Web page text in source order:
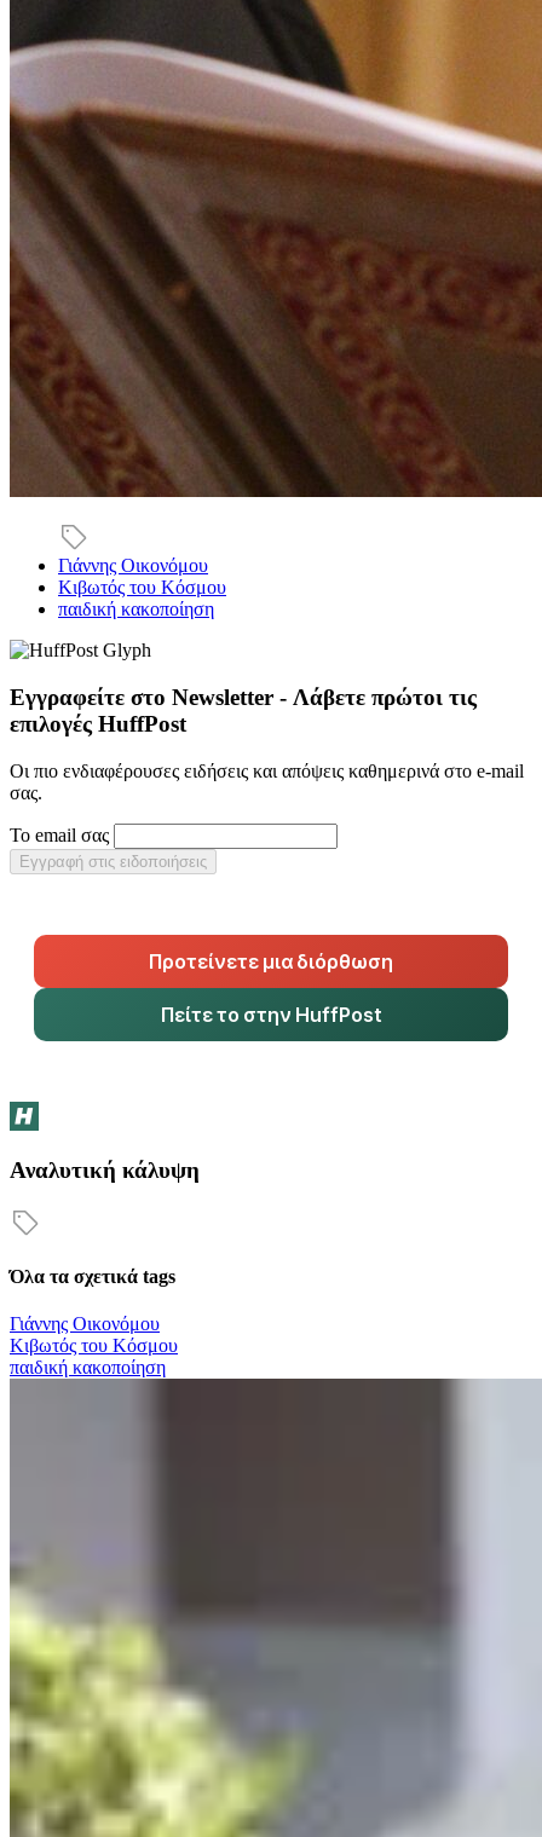
Γιάννης Οικονόμου
Κιβωτός του Κόσμου
παιδική κακοποίηση
Εγγραφείτε στο Newsletter - Λάβετε πρώτοι τις
επιλογές HuffPost
Οι πιο ενδιαφέρουσες ειδήσεις και απόψεις καθημερινά στο e-mail
σας.
Το email σας
Εγγραφή στις ειδοποιήσεις
Προτείνετε μια διόρθωση
Πείτε το στην HuffPost
Αναλυτική κάλυψη
Όλα τα σχετικά tags
Γιάννης Οικονόμου
Κιβωτός του Κόσμου
παιδική κακοποίηση